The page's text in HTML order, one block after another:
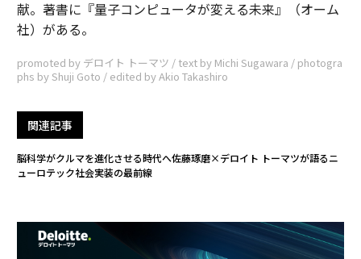
献。著書に『量子コンピュータが変える未来』（オーム
社）がある。
promoted by デロイト トーマツ / text by Michi Sugawara / photogra
phs by Shuji Goto / edited by Akio Takashiro
関連記事
脳科学がクルマを進化させる時代へ――佐藤琢磨×デロイト トーマツが語るニ
ューロテック社会実装の最前線